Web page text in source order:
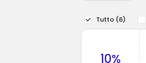
Tutto (6)
10%